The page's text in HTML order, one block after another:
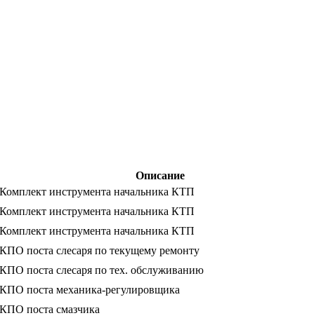
Описание
Комплект инструмента начальника КТП
Комплект инструмента начальника КТП
Комплект инструмента начальника КТП
КПО поста слесаря по текущему ремонту
КПО поста слесаря по тех. обслуживанию
КПО поста механика-регулировщика
КПО поста смазчика